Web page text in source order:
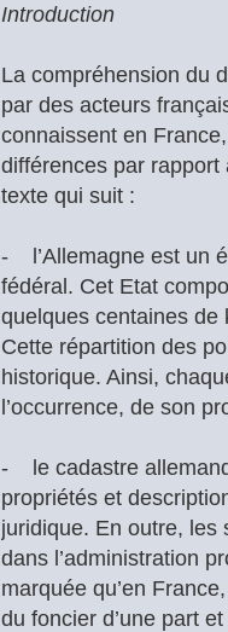
Introduction
La compréhension du
par des acteurs
connaissent en
différences par
texte qui suit :
- l’Allemagne est un
fédéral. Cet Etat
quelques centaines de
Cette répartition des
historique. Ainsi,
l’occurrence, de son
- le cadastre allemand
propriétés et
juridique. En outre, les
dans l’administration
marquée qu’en
du foncier d’une part